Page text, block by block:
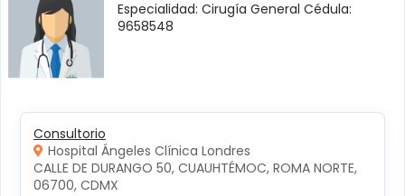
Especialidad: Cirugía General Cédula:
9658548
Consultorio
Hospital Ángeles Clínica Londres
CALLE DE DURANGO 50, CUAUHTÉMOC, ROMA NORTE,
06700, CDMX